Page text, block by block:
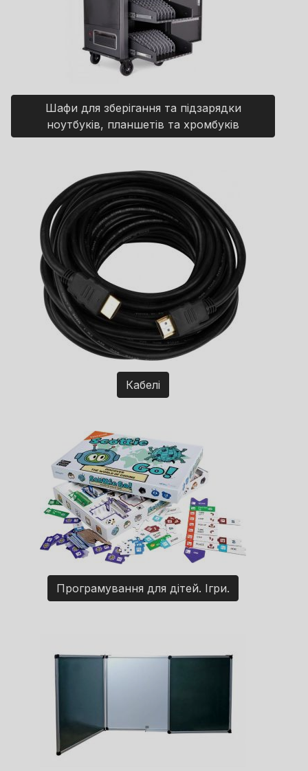
Шафи для зберігання та підзарядки
ноутбуків, планшетів та хромбуків
Кабелі
Програмування для дітей. Ігри.